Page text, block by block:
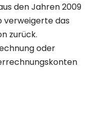
den Jahren 2009
verweigerte das
zurück.
oder